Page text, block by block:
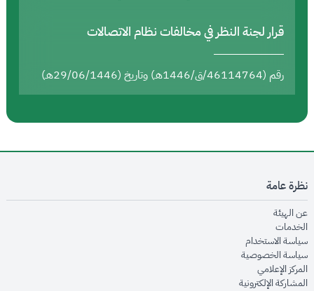
قرار لجنة النظر في مخالفات نظام الاتصالات
رقم (46114764/ق/1446هـ) وتاريخ (29/06/1446هـ)
نظرة عامة
عن الهيئةopens in new window
الخدماتopens in new window
سياسة الاستخدام
سياسة الخصوصيةopens in new window
المركز الإعلاميopens in new window
المشاركة الإلكترونيةopens in new window